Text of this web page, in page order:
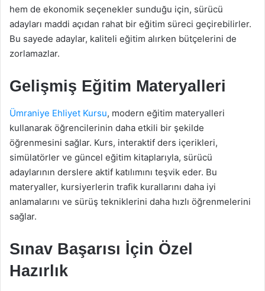
hem de ekonomik seçenekler sunduğu için, sürücü
adayları maddi açıdan rahat bir eğitim süreci geçirebilirler.
Bu sayede adaylar, kaliteli eğitim alırken bütçelerini de
zorlamazlar.
Gelişmiş Eğitim Materyalleri
Ümraniye Ehliyet Kursu, modern eğitim materyalleri
kullanarak öğrencilerinin daha etkili bir şekilde
öğrenmesini sağlar. Kurs, interaktif ders içerikleri,
simülatörler ve güncel eğitim kitaplarıyla, sürücü
adaylarının derslere aktif katılımını teşvik eder. Bu
materyaller, kursiyerlerin trafik kurallarını daha iyi
anlamalarını ve sürüş tekniklerini daha hızlı öğrenmelerini
sağlar.
Sınav Başarısı İçin Özel
Hazırlık